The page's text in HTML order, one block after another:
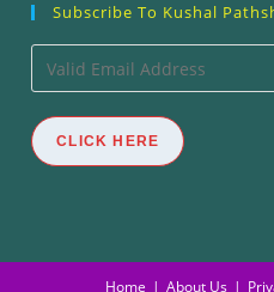
Subscribe To Kushal
Valid
Email
Address
CLICK HERE
Home About Us